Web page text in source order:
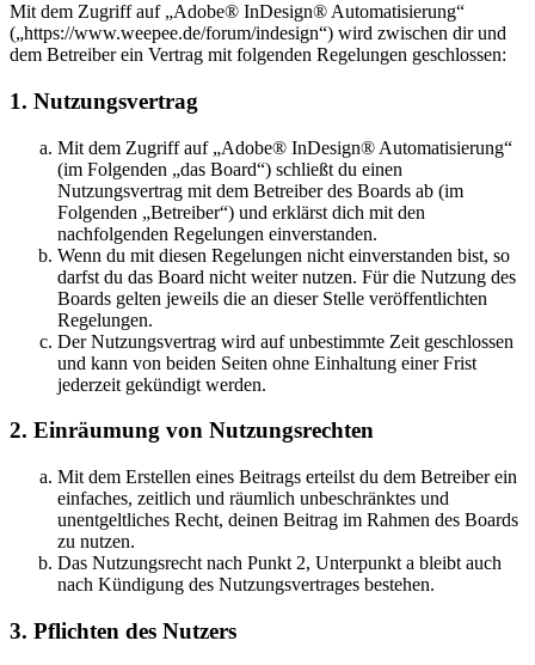
Mit dem Zugriff auf „Adobe® InDesign® Automatisierung“
(„https://www.weepee.de/forum/indesign“) wird zwischen dir und
dem Betreiber ein Vertrag mit folgenden Regelungen geschlossen:
1. Nutzungsvertrag
Mit dem Zugriff auf „Adobe® InDesign® Automatisierung“
(im Folgenden „das Board“) schließt du einen
Nutzungsvertrag mit dem Betreiber des Boards ab (im
Folgenden „Betreiber“) und erklärst dich mit den
nachfolgenden Regelungen einverstanden.
Wenn du mit diesen Regelungen nicht einverstanden bist, so
darfst du das Board nicht weiter nutzen. Für die Nutzung des
Boards gelten jeweils die an dieser Stelle veröffentlichten
Regelungen.
Der Nutzungsvertrag wird auf unbestimmte Zeit geschlossen
und kann von beiden Seiten ohne Einhaltung einer Frist
jederzeit gekündigt werden.
2. Einräumung von Nutzungsrechten
Mit dem Erstellen eines Beitrags erteilst du dem Betreiber ein
einfaches, zeitlich und räumlich unbeschränktes und
unentgeltliches Recht, deinen Beitrag im Rahmen des Boards
zu nutzen.
Das Nutzungsrecht nach Punkt 2, Unterpunkt a bleibt auch
nach Kündigung des Nutzungsvertrages bestehen.
3. Pflichten des Nutzers